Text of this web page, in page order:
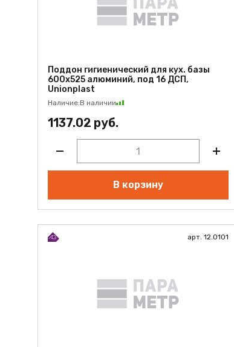
Поддон гигиенический для кух. базы
600х525 алюминий, под 16 ДСП,
Unionplast
Наличие:В наличии
1137.02 руб.
В корзину
арт. 12.0101